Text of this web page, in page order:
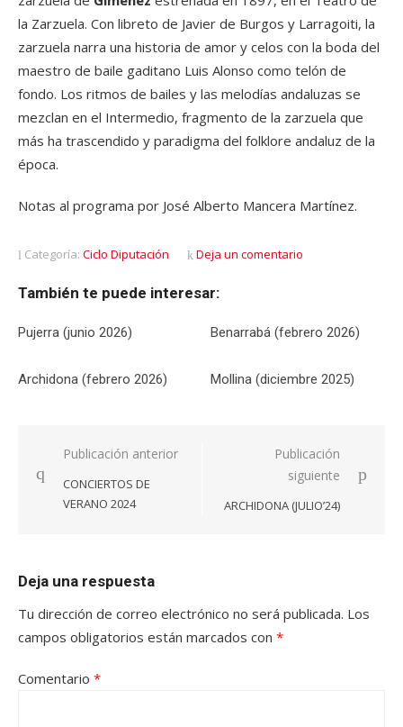
la Zarzuela. Con libreto de Javier de Burgos y Larragoiti, la
zarzuela narra una historia de amor y celos con la boda del
maestro de baile gaditano Luis Alonso como telón de
fondo. Los ritmos de bailes y las melodías andaluzas se
mezclan en el Intermedio, fragmento de la zarzuela que
más ha trascendido y paradigma del folklore andaluz de la
época.
Notas al programa por José Alberto Mancera Martínez.
Categoría: Ciclo Diputación Deja un comentario
También te puede interesar:
Pujerra (junio 2026) Benarrabá (febrero 2026)
Archidona (febrero 2026) Mollina (diciembre 2025)
Navegación
de
entradas
Publicación anterior
CONCIERTOS DE
VERANO 2024
Publicación
siguiente
ARCHIDONA (JULIO’24)
Deja una respuesta
Tu dirección de correo electrónico no será publicada. Los
campos obligatorios están marcados con *
Comentario *